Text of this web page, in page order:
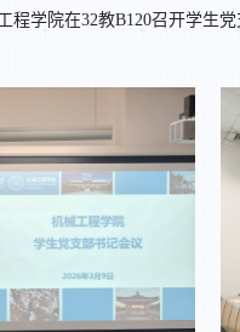
程学院在32教B120召开学生